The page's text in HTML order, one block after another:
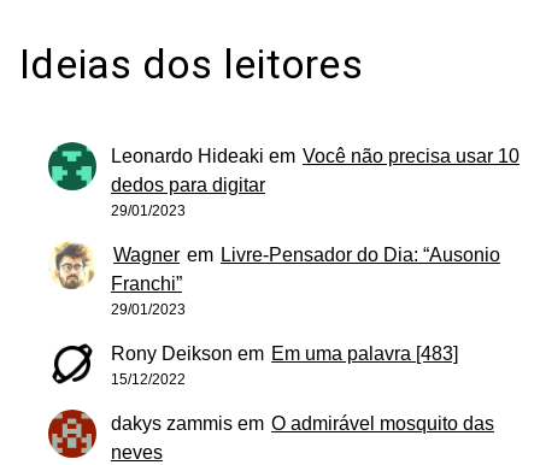
Ideias dos leitores
Leonardo Hideaki em Você não precisa usar 10
dedos para digitar
29/01/2023
Wagner em Livre-Pensador do Dia: “Ausonio
Franchi”
29/01/2023
Rony Deikson em Em uma palavra [483]
15/12/2022
dakys zammis em O admirável mosquito das
neves